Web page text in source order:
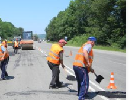
ніж на три з мінусом (за
– скептично зауважив
Папієв після того, як разом
буковинські дороги
облавтодору активно
За словами владника,